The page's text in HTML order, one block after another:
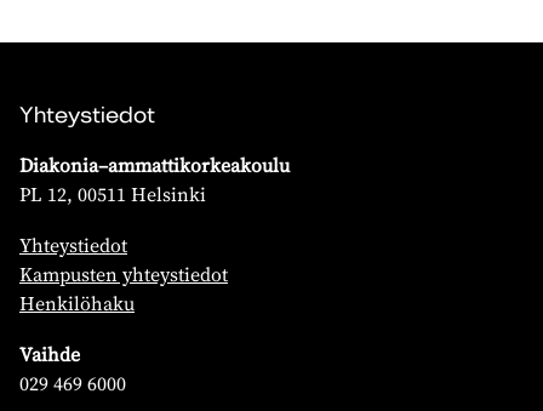
Yhteystiedot
Diakonia–ammattikorkeakoulu
PL 12, 00511 Helsinki
Yhteystiedot
Kampusten yhteystiedot
Henkilöhaku
Vaihde
029 469 6000